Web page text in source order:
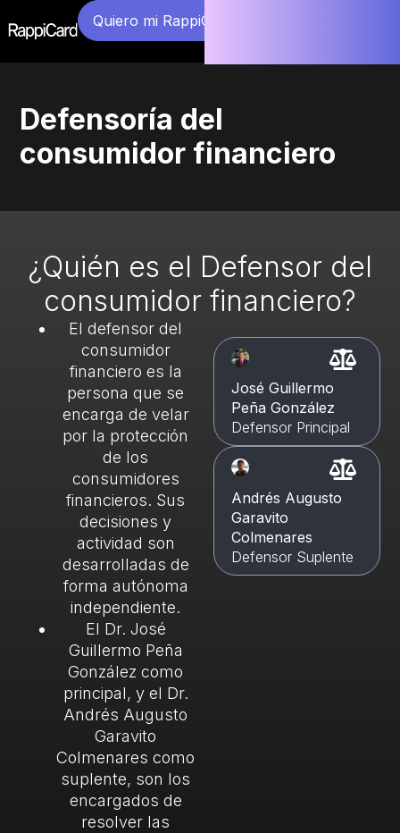
Quiero mi RappiCard
Defensoría del
consumidor financiero
¿Quién es el Defensor del
consumidor financiero?
El defensor del
consumidor
financiero es la
persona que se
encarga de velar
por la protección
de los
consumidores
financieros. Sus
decisiones y
actividad son
desarrolladas de
forma autónoma
independiente.
El Dr. José
Guillermo Peña
González como
principal, y el Dr.
Andrés Augusto
Garavito
Colmenares como
suplente, son los
encargados de
resolver las
José Guillermo
Peña González
Defensor Principal
Andrés Augusto
Garavito
Colmenares
Defensor Suplente